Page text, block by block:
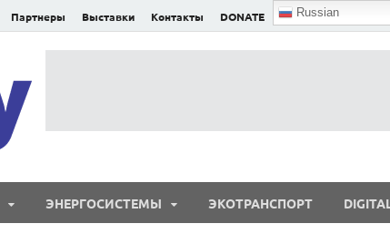
Партнеры Выставки Контакты DONATE Russian
ЭНЕРГОСИСТЕМЫ ЭКОТРАНСПОРТ DIGITAL